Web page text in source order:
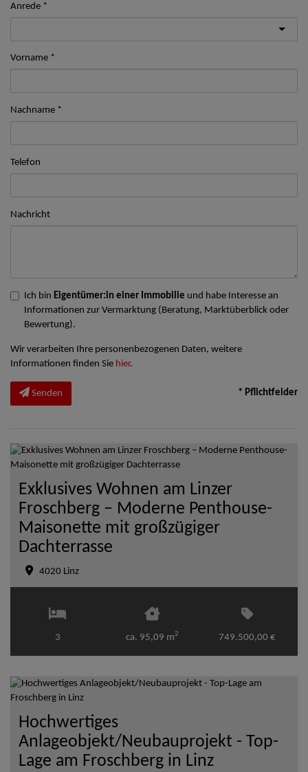
Anrede
Vorname
Nachname
Telefon
Nachricht
Ich bin Eigentümer:in einer Immobilie und habe Interesse an
Informationen zur Vermarktung (Beratung, Marktüberblick oder
Bewertung).
Wir verarbeiten Ihre personenbezogenen Daten, weitere
Informationen finden Sie hier.
Senden * Pflichtfelder
Exklusives Wohnen am Linzer
Froschberg – Moderne Penthouse-
Maisonette mit großzügiger
Dachterrasse
4020 Linz
3 ca. 95,09 m2 749.500,00 €
Hochwertiges
Anlageobjekt/Neubauprojekt - Top-
Lage am Froschberg in Linz